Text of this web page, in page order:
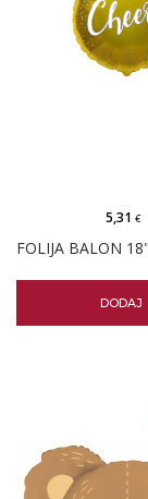
5,31€
DODAJ